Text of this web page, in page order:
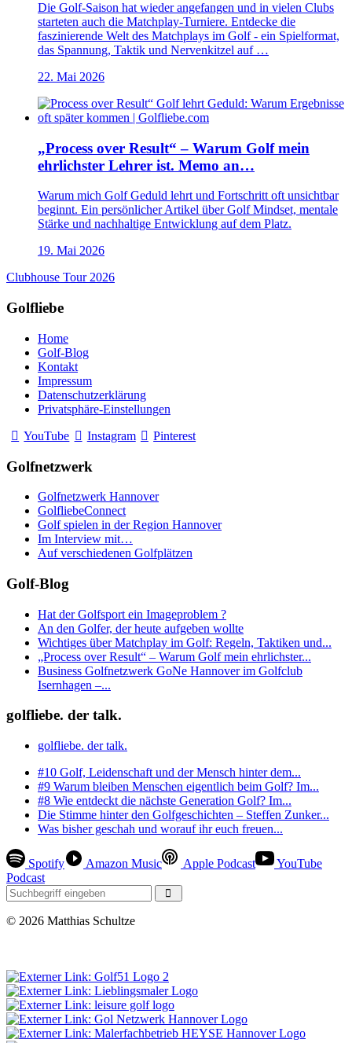
Die Golf-Saison hat wieder angefangen und in vielen Clubs
starteten auch die Matchplay-Turniere. Entdecke die
faszinierende Welt des Matchplays im Golf - ein Spielformat,
das Spannung, Taktik und Nervenkitzel auf …
22. Mai 2026
„Process over Result“ – Warum Golf mein
ehrlichster Lehrer ist. Memo an…
Warum mich Golf Geduld lehrt und Fortschritt oft unsichtbar
beginnt. Ein persönlicher Artikel über Golf Mindset, mentale
Stärke und nachhaltige Entwicklung auf dem Platz.
19. Mai 2026
Clubhouse Tour 2026
Golfliebe
Home
Golf-Blog
Kontakt
Impressum
Datenschutzerklärung
Privatsphäre-Einstellungen
YouTube
Instagram Pinterest
Golfnetzwerk
Golfnetzwerk Hannover
GolfliebeConnect
Golf spielen in der Region Hannover
Im Interview mit…
Auf verschiedenen Golfplätzen
Golf-Blog
Hat der Golfsport ein Imageproblem ?
An den Golfer, der heute aufgeben wollte
Wichtiges über Matchplay im Golf: Regeln, Taktiken und...
„Process over Result“ – Warum Golf mein ehrlichster...
Business Golfnetzwerk GoNe Hannover im Golfclub
Isernhagen –...
golfliebe. der talk.
golfliebe. der talk.
#10 Golf, Leidenschaft und der Mensch hinter dem...
#9 Warum bleiben Menschen eigentlich beim Golf? Im...
#8 Wie entdeckt die nächste Generation Golf? Im...
Die Stimme hinter den Golfgeschichten – Steffen Zunker...
Was bisher geschah und worauf ihr euch freuen...
Spotify Amazon Music Apple Podcast
YouTube
Podcast
© 2026 Matthias Schultze